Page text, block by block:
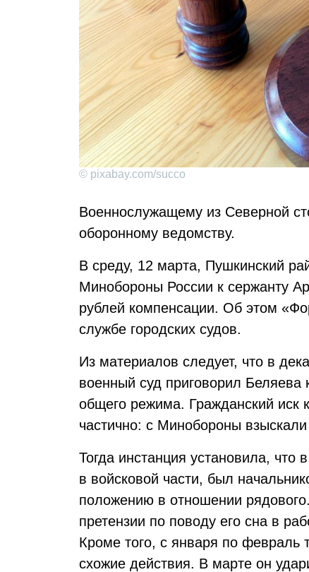
© pixabay.com/succo
Военнослужащему из Северной
оборонному ведомству.
В среду, 12 марта, Пушкинский
Минобороны России к сержанту
рублей компенсации. Об этом
службе городских судов.
Из материалов следует, что в
военный суд приговорил
общего режима. Гражданский иск
частично: с Минобороны
Тогда инстанция установила,
в войсковой части, был
положению в отношении
претензии по поводу его сна в
Кроме того, с января по февраль
схожие действия. В марте он